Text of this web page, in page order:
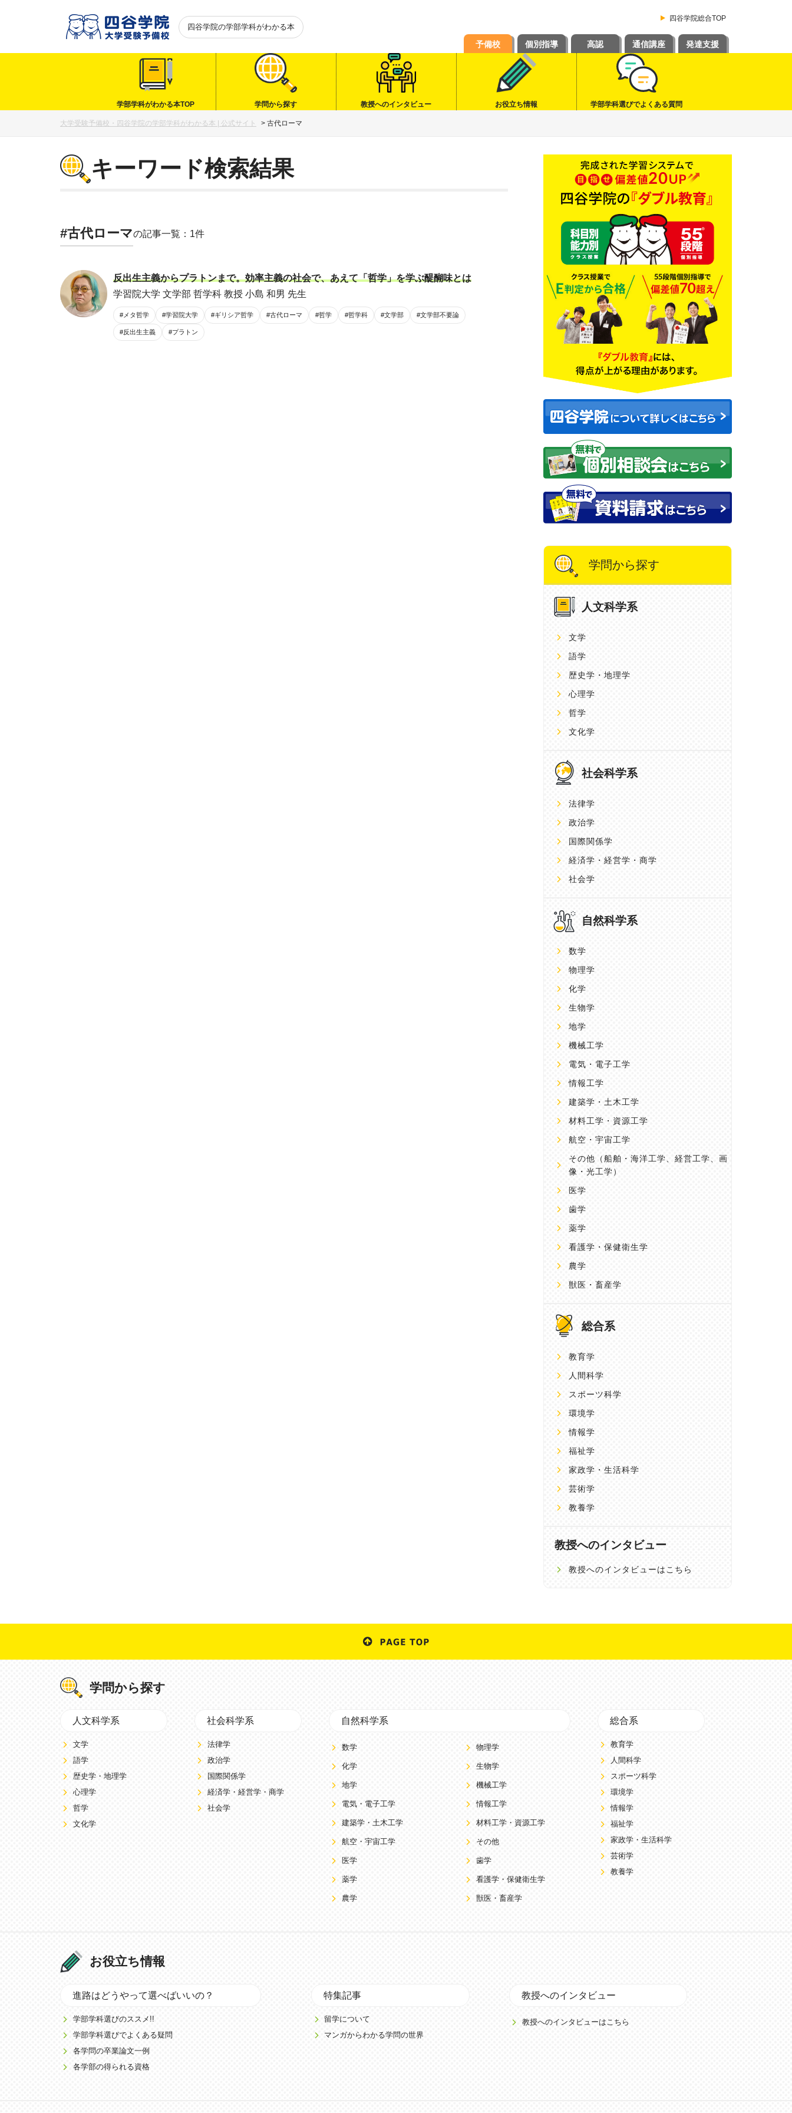
四谷学院の学部学科がわかる本
四谷学院総合TOP
予備校 個別指導 高認 通信講座 発達支援
学部学科がわかる本TOP 学問から探す 教授へのインタビュー お役立ち情報 学部学科選びでよくある質問
大学受験予備校・四谷学院の学部学科がわかる本 | 公式サイト > 古代ローマ
キーワード検索結果
#古代ローマの記事一覧：1件
反出生主義からプラトンまで。効率主義の社会で、あえて「哲学」を学ぶ醍醐味とは
学習院大学 文学部 哲学科 教授 小島 和男 先生
#メタ哲学 #学習院大学 #ギリシア哲学 #古代ローマ #哲学 #哲学科 #文学部 #文学部不要論
#反出生主義 #プラトン
学問から探す
人文科学系
文学
語学
歴史学・地理学
心理学
哲学
文化学
社会科学系
法律学
政治学
国際関係学
経済学・経営学・商学
社会学
自然科学系
数学
物理学
化学
生物学
地学
機械工学
電気・電子工学
情報工学
建築学・土木工学
材料工学・資源工学
航空・宇宙工学
その他 （船舶・海洋工学、経営工学、画
像・光工学）
医学
歯学
薬学
看護学・保健衛生学
農学
獣医・畜産学
総合系
教育学
人間科学
スポーツ科学
環境学
情報学
福祉学
家政学・生活科学
芸術学
教養学
教授へのインタビュー
教授へのインタビューはこちら
学問から探す
人文科学系
文学
語学
歴史学・地理学
心理学
哲学
文化学
社会科学系
法律学
政治学
国際関係学
経済学・経営学・商学
社会学
自然科学系
数学 物理学
化学 生物学
地学 機械工学
電気・電子工学 情報工学
建築学・土木工学 材料工学・資源工学
航空・宇宙工学 その他
医学 歯学
薬学 看護学・保健衛生学
農学 獣医・畜産学
総合系
教育学
人間科学
スポーツ科学
環境学
情報学
福祉学
家政学・生活科学
芸術学
教養学
お役立ち情報
進路はどうやって選べばいいの？
学部学科選びのススメ!!
学部学科選びでよくある疑問
各学問の卒業論文一例
各学部の得られる資格
特集記事
留学について
マンガからわかる学問の世界
教授へのインタビュー
教授へのインタビューはこちら